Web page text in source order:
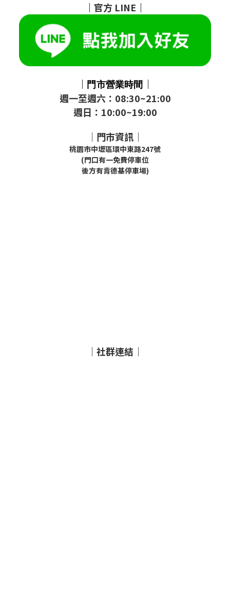
｜ 官方 LINE ｜
｜ 門市營業時間 ｜
週一至週六：08:30~21:00
週日：10:00~19:00
｜門市資訊｜
桃園市中壢區環中東路247號
(門口有一免費停車位
後方有肯德基停車場)
｜社群連結｜